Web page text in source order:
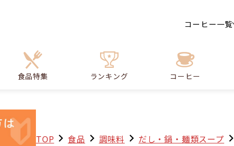
コーヒー一覧
食品特集 ランキング コーヒー
TOP 食品 調味料 だし・鍋・麺類スープ